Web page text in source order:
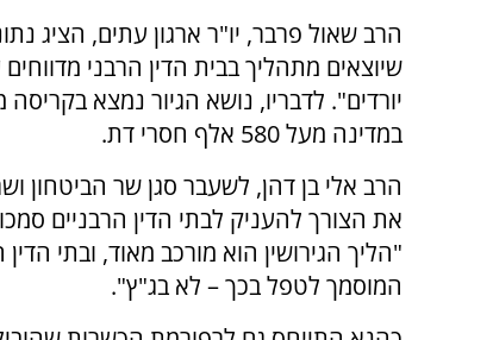
הרב שאול פרבר, יו"ר ארגון עתים, הציג
שיוצאים מתהליך בבית הדין הרבני
במדינה מעל 580 אלף חסרי דת.
הרב אלי בן דהן, לשעבר סגן שר הביטחון
את הצורך להעניק לבתי הדין הרבניים
"הליך הגירושין הוא מורכב מאוד, ובתי
המוסמך לטפל בכך – לא בג"ץ".